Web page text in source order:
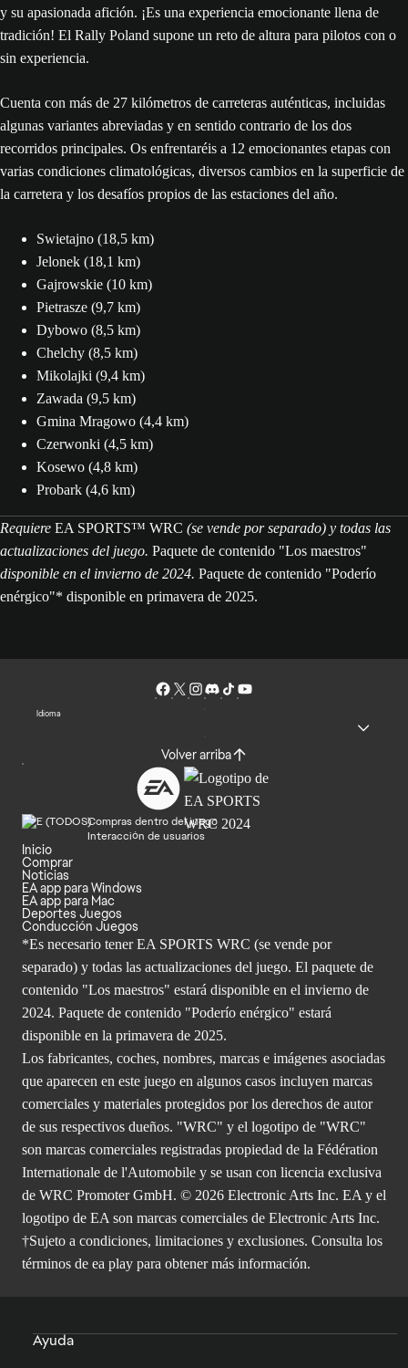
y su apasionada afición. ¡Es una experiencia emocionante llena de
tradición! El Rally Poland supone un reto de altura para pilotos con o
sin experiencia.
Cuenta con más de 27 kilómetros de carreteras auténticas, incluidas
algunas variantes abreviadas y en sentido contrario de los dos
recorridos principales. Os enfrentaréis a 12 emocionantes etapas con
varias condiciones climatológicas, diversos cambios en la superficie de
la carretera y los desafíos propios de las estaciones del año.
Swietajno (18,5 km)
Jelonek (18,1 km)
Gajrowskie (10 km)
Pietrasze (9,7 km)
Dybowo (8,5 km)
Chelchy (8,5 km)
Mikolajki (9,4 km)
Zawada (9,5 km)
Gmina Mragowo (4,4 km)
Czerwonki (4,5 km)
Kosewo (4,8 km)
Probark (4,6 km)
Requiere EA SPORTS™ WRC (se vende por separado) y todas las
actualizaciones del juego. Paquete de contenido "Los maestros"
disponible en el invierno de 2024. Paquete de contenido "Poderío
enérgico"* disponible en primavera de 2025.
Idioma
Volver arriba
Compras dentro del juego
Interacción de usuarios
Inicio
Comprar
Noticias
EA app para Windows
EA app para Mac
Deportes Juegos
Conducción Juegos
*Es necesario tener EA SPORTS WRC (se vende por
separado) y todas las actualizaciones del juego. El paquete de
contenido "Los maestros" estará disponible en el invierno de
2024. Paquete de contenido "Poderío enérgico" estará
disponible en la primavera de 2025.
Los fabricantes, coches, nombres, marcas e imágenes asociadas
que aparecen en este juego en algunos casos incluyen marcas
comerciales y materiales protegidos por los derechos de autor
de sus respectivos dueños. "WRC" y el logotipo de "WRC"
son marcas comerciales registradas propiedad de la Fédération
Internationale de l'Automobile y se usan con licencia exclusiva
de WRC Promoter GmbH. © 2026 Electronic Arts Inc. EA y el
logotipo de EA son marcas comerciales de Electronic Arts Inc.
†Sujeto a condiciones, limitaciones y exclusiones. Consulta los
términos de ea play para obtener más información.
Ayuda